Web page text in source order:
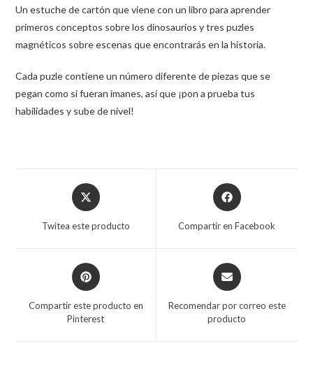
Un estuche de cartón que viene con un libro para aprender
primeros conceptos sobre los dinosaurios y tres puzles
magnéticos sobre escenas que encontrarás en la historia.
Cada puzle contiene un número diferente de piezas que se
pegan como si fueran imanes, así que ¡pon a prueba tus
habilidades y sube de nivel!
Twitea este producto Compartir en Facebook
Compartir este producto en
Pinterest
Recomendar por correo este
producto